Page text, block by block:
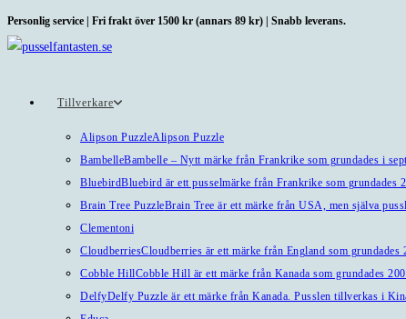
Hoppa
till
Personlig service | Fri frakt över 1500 kr (annars 89 kr) | Snabb leverans.
Tillverkare
Alipson PuzzleAlipson Puzzle
BambelleBambelle – Nytt märke från Frankrike som grundades i
BluebirdBluebird är ett pusselmärke från Frankrike som grundades
Brain Tree PuzzleBrain Tree är ett märke från USA, men själva
Clementoni
CloudberriesCloudberries är ett märke från England som
Cobble HillCobble Hill är ett märke från Kanada som grundades
DelfyDelfy Puzzle är ett märke från Kanada. Pusslen tillverkas i